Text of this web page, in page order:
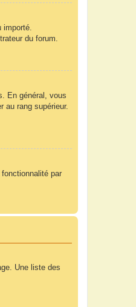
du forum.
En général, vous
au rang supérieur.
par
Une liste des